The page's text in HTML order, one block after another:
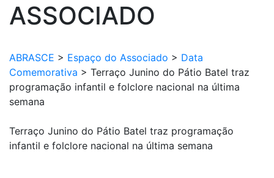
ASSOCIADO
ABRASCE > Espaço do Associado > Data
Comemorativa > Terraço Junino do Pátio Batel traz
programação infantil e folclore nacional na última
semana
Terraço Junino do Pátio Batel traz programação
infantil e folclore nacional na última semana